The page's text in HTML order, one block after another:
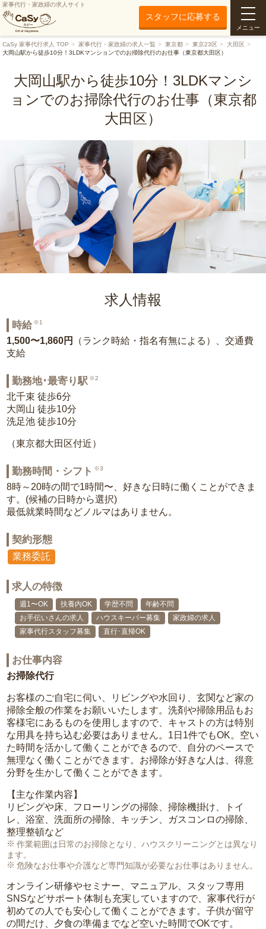
家事代行・家政婦の求人サイト
スタッフに応募する
メニュー
CaSy 家事代行求人 TOP 家事代行・家政婦の求人一覧 東京都 東京23区
大田区
大岡山駅から徒歩10分！3LDKマンションでのお掃除代行のお仕事（東京都大田区）
大岡山駅から徒歩10分！3LDKマンシ
ョンでのお掃除代行のお仕事（東京都
大田区）
求人情報
時給 ※1
1,500〜1,860円
（ランク時給・指名有無による）、交通費
支給
勤務地･最寄り駅 ※2
北千束 徒歩6分
大岡山 徒歩10分
洗足池 徒歩10分
（東京都大田区付近）
勤務時間・シフト ※3
8時～20時の間で1時間〜、好きな日時に働くことができま
す。(候補の日時から選択)
最低就業時間などノルマはありません。
契約形態
業務委託
求人の特徴
週1〜OK 扶養内OK 学歴不問
年齢不問
お手伝いさんの求人
ハウスキーパー募集
家政婦の求人
家事代行スタッフ募集
直行･直帰OK
お仕事内容
お掃除代行
お客様のご自宅に伺い、リビングや水回り、玄関など家の
掃除全般の作業をお願いいたします。洗剤や掃除用品もお
客様宅にあるものを使用しますので、キャストの方は特別
な用具を持ち込む必要はありません。1日1件でもOK。空い
た時間を活かして働くことができるので、自分のペースで
無理なく働くことができます。お掃除が好きな人は、得意
分野を生かして働くことができます。
【主な作業内容】
リビングや床、フローリングの掃除、掃除機掛け、トイ
レ、浴室、洗面所の掃除、キッチン、ガスコンロの掃除、
整理整頓など
作業範囲は日常のお掃除となり、ハウスクリーニングとは異なり
ます。
危険なお仕事や介護など専門知識が必要なお仕事はありません。
オンライン研修やセミナー、マニュアル、スタッフ専用
SNSなどサポート体制も充実していますので、家事代行が
初めての人でも安心して働くことができます。子供が留守
の間だけ、夕食の準備までなど空いた時間でOKです。